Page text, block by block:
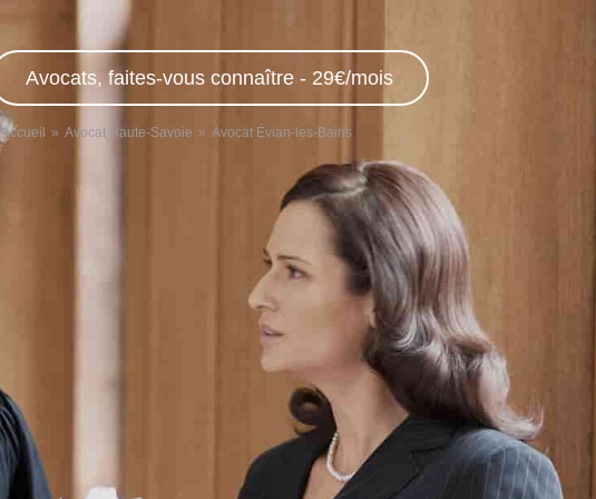
Avocats, faites-vous connaître - 29€/mois
Accueil Avocat Haute-Savoie Avocat Évian-les-Bains